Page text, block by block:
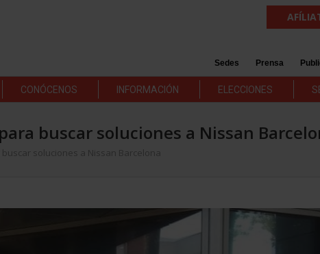
Sedes Prensa
CONÓCENOS INFORMACIÓN ELECCIONES
buscar soluciones a Nissan
soluciones a Nissan Barcelona